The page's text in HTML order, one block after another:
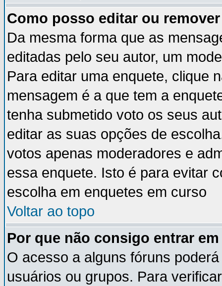
Como posso editar ou
Da mesma forma que as
editadas pelo seu autor, um
Para editar uma enquete, clique
mensagem é a que tem a
tenha submetido voto os seus
editar as suas opções de
votos apenas moderadores e
essa enquete. Isto é para evitar
escolha em enquetes em curso
Voltar ao topo
Por que não consigo entrar
O acesso a alguns fóruns
usuários ou grupos. Para